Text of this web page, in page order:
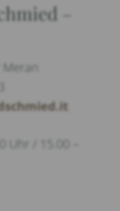
–
Uhr / 15.00 –